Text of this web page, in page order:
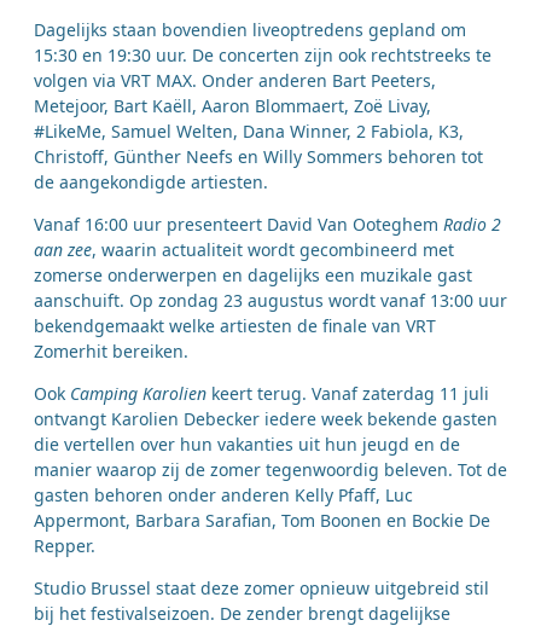
Dagelijks staan bovendien liveoptredens gepland om
15:30 en 19:30 uur. De concerten zijn ook rechtstreeks te
volgen via VRT MAX. Onder anderen Bart Peeters,
Metejoor, Bart Kaëll, Aaron Blommaert, Zoë Livay,
#LikeMe, Samuel Welten, Dana Winner, 2 Fabiola, K3,
Christoff, Günther Neefs en Willy Sommers behoren tot
de aangekondigde artiesten.
Vanaf 16:00 uur presenteert David Van Ooteghem Radio 2
aan zee, waarin actualiteit wordt gecombineerd met
zomerse onderwerpen en dagelijks een muzikale gast
aanschuift. Op zondag 23 augustus wordt vanaf 13:00 uur
bekendgemaakt welke artiesten de finale van VRT
Zomerhit bereiken.
Ook Camping Karolien keert terug. Vanaf zaterdag 11 juli
ontvangt Karolien Debecker iedere week bekende gasten
die vertellen over hun vakanties uit hun jeugd en de
manier waarop zij de zomer tegenwoordig beleven. Tot de
gasten behoren onder anderen Kelly Pfaff, Luc
Appermont, Barbara Sarafian, Tom Boonen en Bockie De
Repper.
Studio Brussel staat deze zomer opnieuw uitgebreid stil
bij het festivalseizoen. De zender brengt dagelijkse